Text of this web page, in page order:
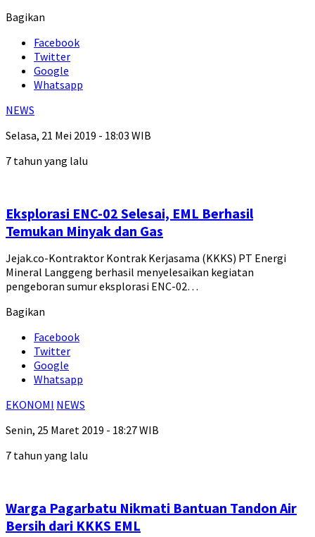
Bagikan
Facebook
Twitter
Google
Whatsapp
NEWS
Selasa, 21 Mei 2019 - 18:03 WIB
7 tahun yang lalu
Eksplorasi ENC-02 Selesai, EML Berhasil
Temukan Minyak dan Gas
Jejak.co-Kontraktor Kontrak Kerjasama (KKKS) PT Energi
Mineral Langgeng berhasil menyelesaikan kegiatan
pengeboran sumur eksplorasi ENC-02…
Bagikan
Facebook
Twitter
Google
Whatsapp
EKONOMI NEWS
Senin, 25 Maret 2019 - 18:27 WIB
7 tahun yang lalu
Warga Pagarbatu Nikmati Bantuan Tandon Air
Bersih dari KKKS EML